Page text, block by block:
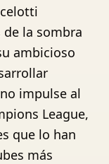
la sombra
ambicioso
impulse al
League,
que lo han
más